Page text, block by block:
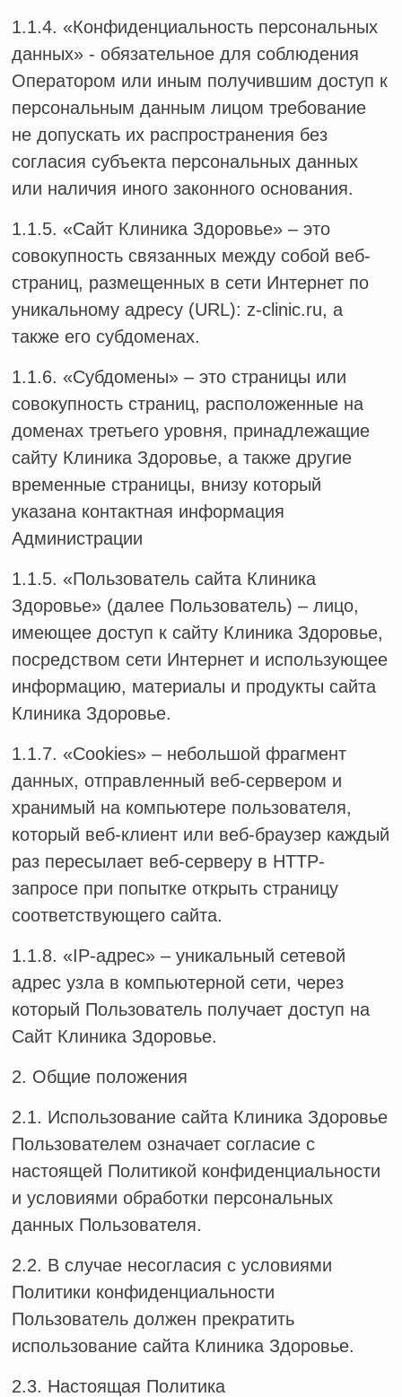
1.1.4. «Конфиденциальность персональных
данных» - обязательное для соблюдения
Оператором или иным получившим доступ к
персональным данным лицом требование
не допускать их распространения без
согласия субъекта персональных данных
или наличия иного законного основания.
1.1.5. «Сайт Клиника Здоровье» – это
совокупность связанных между собой веб-
страниц, размещенных в сети Интернет по
уникальному адресу (URL): z-clinic.ru, а
также его субдоменах.
1.1.6. «Субдомены» – это страницы или
совокупность страниц, расположенные на
доменах третьего уровня, принадлежащие
сайту Клиника Здоровье, а также другие
временные страницы, внизу который
указана контактная информация
Администрации
1.1.5. «Пользователь сайта Клиника
Здоровье» (далее Пользователь) – лицо,
имеющее доступ к сайту Клиника Здоровье,
посредством сети Интернет и использующее
информацию, материалы и продукты сайта
Клиника Здоровье.
1.1.7. «Cookies» – небольшой фрагмент
данных, отправленный веб-сервером и
хранимый на компьютере пользователя,
который веб-клиент или веб-браузер каждый
раз пересылает веб-серверу в HTTP-
запросе при попытке открыть страницу
соответствующего сайта.
1.1.8. «IP-адрес» – уникальный сетевой
адрес узла в компьютерной сети, через
который Пользователь получает доступ на
Сайт Клиника Здоровье.
2. Общие положения
2.1. Использование сайта Клиника Здоровье
Пользователем означает согласие с
настоящей Политикой конфиденциальности
и условиями обработки персональных
данных Пользователя.
2.2. В случае несогласия с условиями
Политики конфиденциальности
Пользователь должен прекратить
использование сайта Клиника Здоровье.
2.3. Настоящая Политика